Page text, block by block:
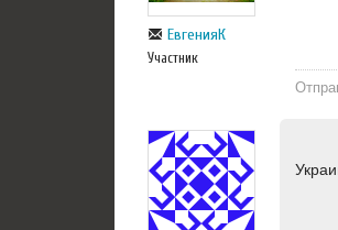
ЕвгенияК
Участник